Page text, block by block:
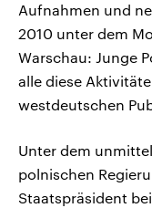
Aufnahmen und
2010 unter dem
Warschau: Junge
alle diese
westdeutschen
Unter dem
polnischen
Staatspräsident